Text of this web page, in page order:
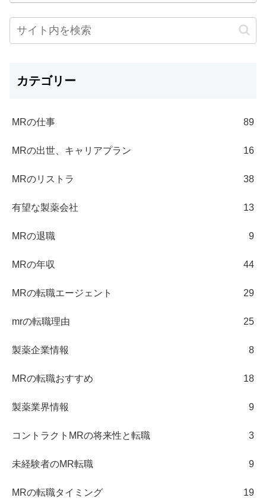
カテゴリー
MRの仕事 89
MRの出世、キャリアプラン 16
MRのリストラ 38
有望な製薬会社 13
MRの退職 9
MRの年収 44
MRの転職エージェント 29
mrの転職理由 25
製薬企業情報 8
MRの転職おすすめ 18
製薬業界情報 9
コントラクトMRの将来性と転職 3
未経験者のMR転職 9
MRの転職タイミング 19